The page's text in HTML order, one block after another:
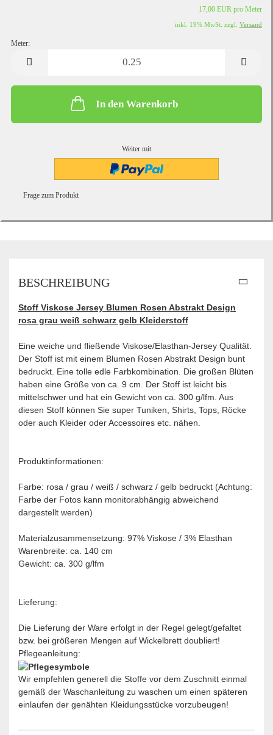
17,00 EUR pro Meter
inkl. 19% MwSt. zzgl. Versand
Meter:
In den Warenkorb
Weiter mit
Frage zum Produkt
BESCHREIBUNG
Stoff Viskose Jersey Blumen Rosen Abstrakt Design
rosa grau weiß schwarz gelb Kleiderstoff
Eine weiche und fließende Viskose/Elasthan-Jersey Qualität.
Der Stoff ist mit einem Blumen Rosen Abstrakt Design bunt
bedruckt. Eine tolle edle Farbkombination. Die großen Blüten
haben eine Größe von ca. 9 cm. Der Stoff ist leicht bis
mittelschwer und hat ein Gewicht von ca. 300 g/lfm. Aus
diesen Stoff können Sie super Tuniken, Shirts, Tops, Röcke
oder auch Kleider oder Accessoires etc. nähen. ​
Produktinformationen:
Farbe: rosa / grau / weiß / schwarz / gelb bedruckt (Achtung:
Farbe der Fotos kann monitorabhängig abweichend
dargestellt werden)
Materialzusammensetzung: 97% Viskose / 3% Elasthan
Warenbreite: ca. 140 cm
Gewicht: ca. 300 g/lfm
Lieferung:
Die Lieferung der Ware erfolgt in der Regel gelegt/gefaltet
bzw. bei größeren Mengen auf Wickelbrett doubliert!
Pflegeanleitung:
Wir empfehlen generell die Stoffe vor dem Zuschnitt einmal
gemäß der Waschanleitung zu waschen um einen späteren
einlaufen der genähten Kleidungsstücke vorzubeugen!